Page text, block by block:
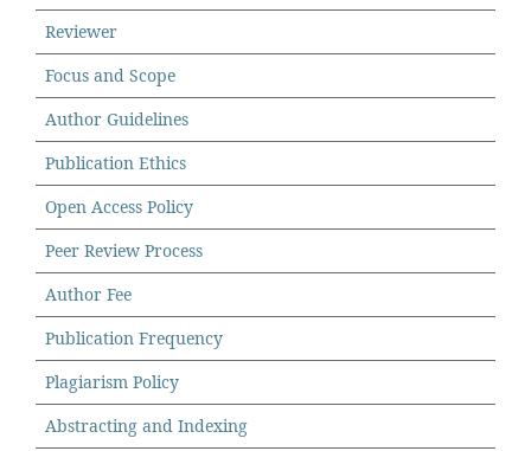
Reviewer
Focus and Scope
Author Guidelines
Publication Ethics
Open Access Policy
Peer Review Process
Author Fee
Publication Frequency
Plagiarism Policy
Abstracting and Indexing